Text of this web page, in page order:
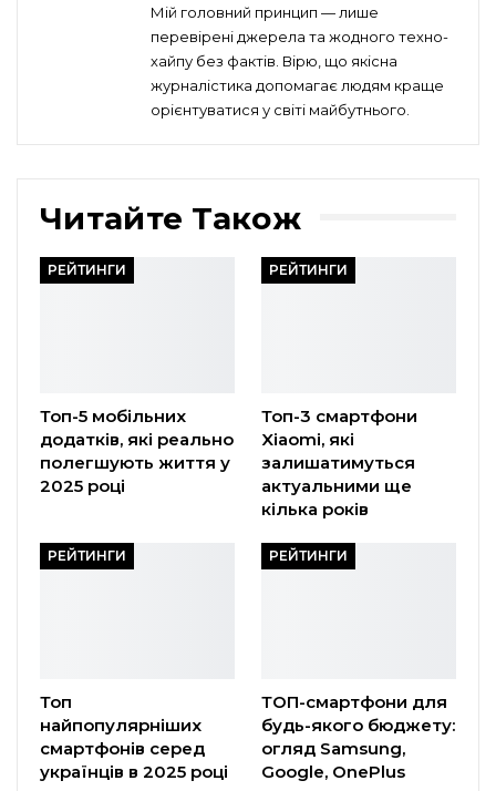
Мій головний принцип — лише
перевірені джерела та жодного техно-
хайпу без фактів. Вірю, що якісна
журналістика допомагає людям краще
орієнтуватися у світі майбутнього.
Читайте Також
РЕЙТИНГИ
Топ-5 мобільних
додатків, які реально
полегшують життя у
2025 році
РЕЙТИНГИ
Топ-3 смартфони
Xiaomi, які
залишатимуться
актуальними ще
кілька років
РЕЙТИНГИ
Топ
найпопулярніших
смартфонів серед
українців в 2025 році
РЕЙТИНГИ
ТОП-смартфони для
будь-якого бюджету:
огляд Samsung,
Google, OnePlus